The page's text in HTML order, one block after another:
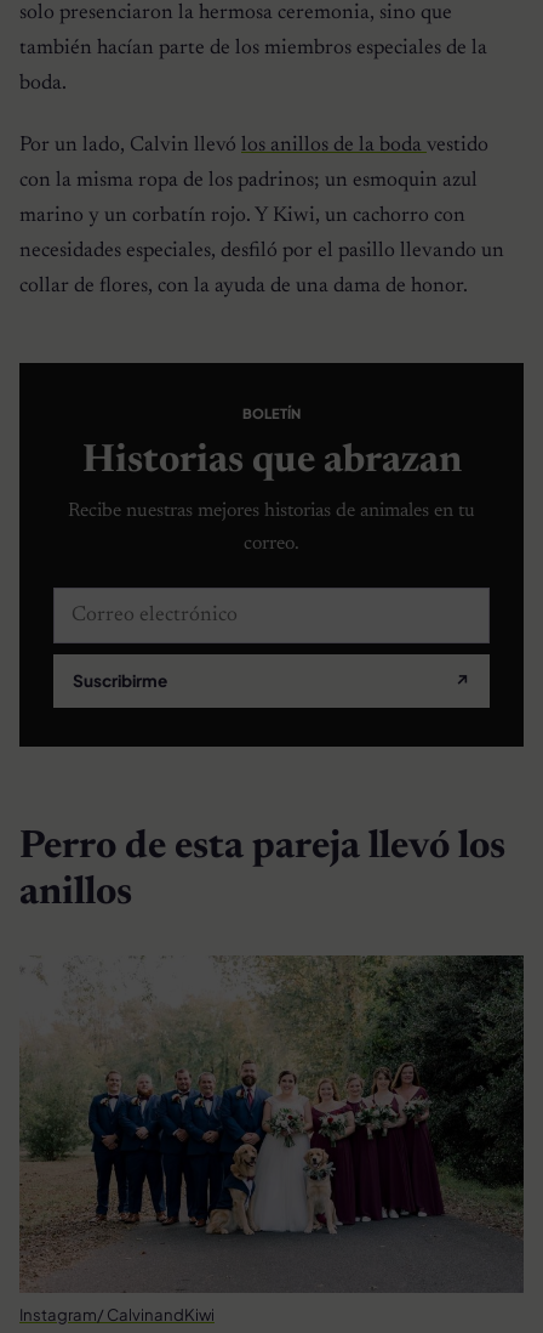
solo presenciaron la hermosa ceremonia, sino que
también hacían parte de los miembros especiales de la
boda.
Por un lado, Calvin llevó los anillos de la boda vestido
con la misma ropa de los padrinos; un esmoquin azul
marino y un corbatín rojo. Y Kiwi, un cachorro con
necesidades especiales, desfiló por el pasillo llevando un
collar de flores, con la ayuda de una dama de honor.
BOLETÍN
Historias que abrazan
Recibe nuestras mejores historias de animales en tu
correo.
Correo electrónico
Suscribirme ↗
Perro de esta pareja llevó los
anillos
Instagram/ CalvinandKiwi